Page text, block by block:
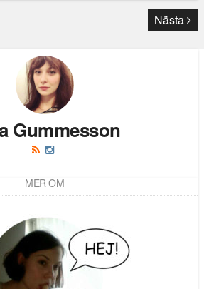
Läs kommentarer (4)
Nästa
Gummesson
MER OM